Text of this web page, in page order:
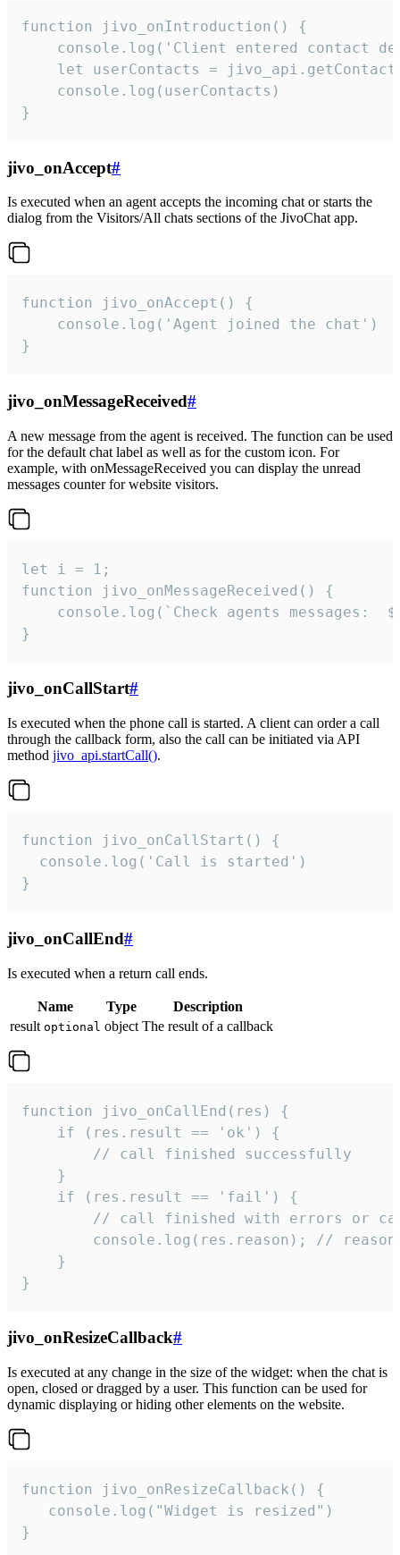
function jivo_onIntroduction() {
console.log('Client entered contact
let userContacts =
    console.log(userContacts)
}
jivo_onAccept#
Is executed when an agent accepts the incoming chat or starts the
dialog from the Visitors/All chats sections of the JivoChat app.
function jivo_onAccept() {
}
jivo_onMessageReceived#
A new message from the agent is received. The function can be used
for the default chat label as well as for the custom icon. For
example, with onMessageReceived you can display the unread
messages counter for website visitors.
let i = 1;
function jivo_onMessageReceived() {
}
jivo_onCallStart#
Is executed when the phone call is started. A client can order a call
through the callback form, also the call can be initiated via API
method jivo_api.startCall().
function jivo_onCallStart() {
  console.log('Call is started')
}
jivo_onCallEnd#
Is executed when a return call ends.
Name Type
Description
result optional object The result of a callback
function jivo_onCallEnd(res) {
    if (res.result == 'ok') {
        // call finished successfully
    }
    if (res.result == 'fail') {
// call finished with errors or
console.log(res.reason); //
    }
}
jivo_onResizeCallback#
Is executed at any change in the size of the widget: when the chat is
open, closed or dragged by a user. This function can be used for
dynamic displaying or hiding other elements on the website.
function jivo_onResizeCallback() {
   console.log("Widget is resized")
}